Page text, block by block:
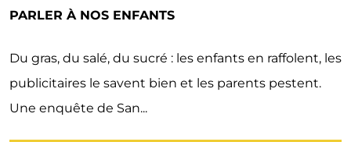
PARLER À NOS ENFANTS
Du gras, du salé, du sucré : les enfants en raffolent, les
publicitaires le savent bien et les parents pestent.
Une enquête de San...